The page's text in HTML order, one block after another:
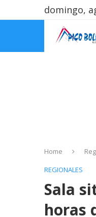
domingo,
Home
REGIONALES
Sala
horas